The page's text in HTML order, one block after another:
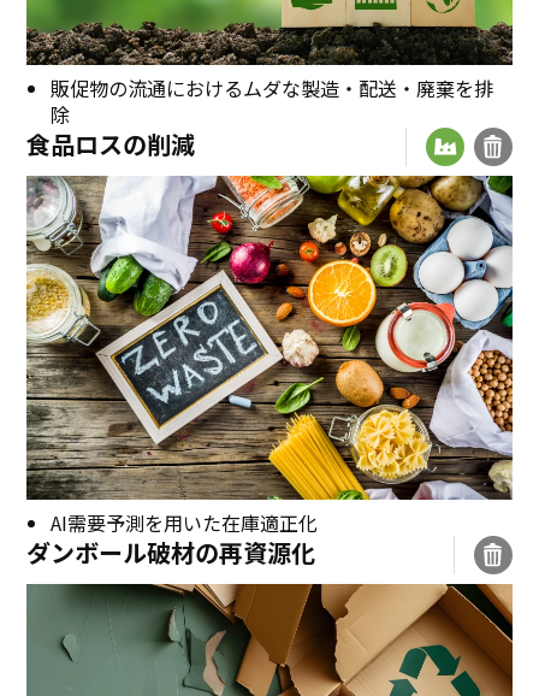
販促物の流通におけるムダな製造・配送・廃棄を排
除
食品ロスの削減
AI需要予測を用いた在庫適正化
ダンボール破材の再資源化